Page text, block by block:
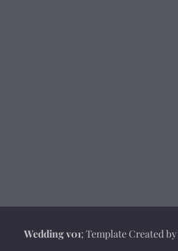
Wedding v01; Template Created by